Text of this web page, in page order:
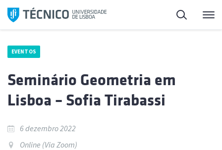
Saltar
para
Pesquisa
EVENTOS
Seminário Geometria em
Lisboa – Sofia Tirabassi
6 dezembro 2022
Online (Via Zoom)